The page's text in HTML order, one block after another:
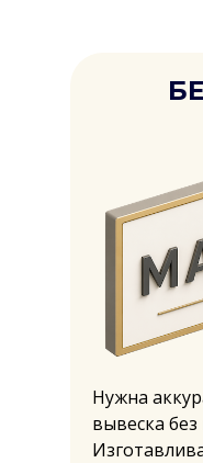
Нужна
вывеска